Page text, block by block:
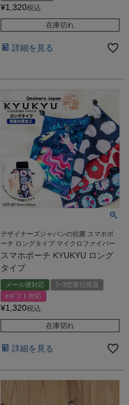
¥1,320税込
在庫切れ
詳細を見る
デザイナーズジャパンの抗菌 スマホポ
ーチ ロングタイプ マイクロファイバー
スマホポーチ KYUKYU ロング
タイプ
メール便対応
1~3営業日発送
eギフト対応
¥1,320税込
在庫切れ
詳細を見る